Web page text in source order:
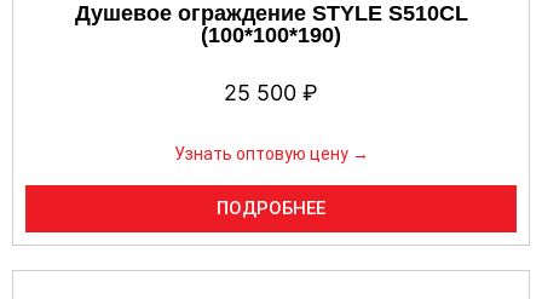
Душевое ограждение STYLE S510CL
(100*100*190)
25 500 ₽
Узнать оптовую цену →
ПОДРОБНЕЕ